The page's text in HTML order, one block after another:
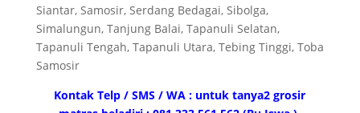
Siantar, Samosir, Serdang Bedagai, Sibolga,
Simalungun, Tanjung Balai, Tapanuli Selatan,
Tapanuli Tengah, Tapanuli Utara, Tebing Tinggi, Toba
Samosir
Kontak Telp / SMS / WA : untuk tanya2 grosir